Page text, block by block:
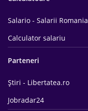
Salario - Salarii Romania
Calculator salariu
Parteneri
Știri - Libertatea.ro
Jobradar24